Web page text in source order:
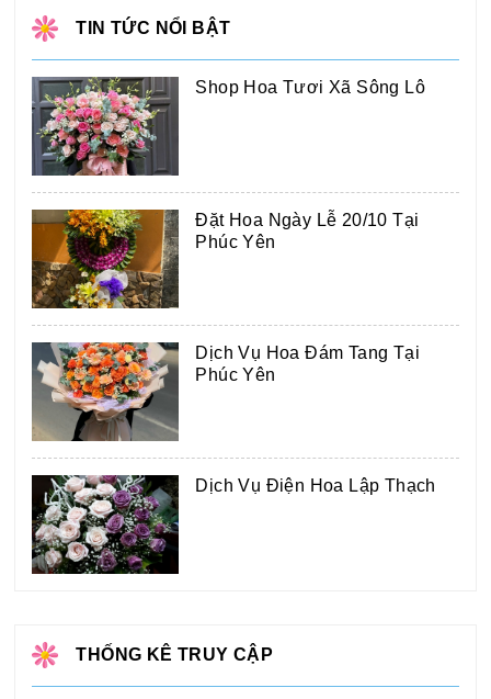
TIN TỨC NỔI BẬT
Shop Hoa Tươi Xã Sông Lô
Đặt Hoa Ngày Lễ 20/10 Tại
Phúc Yên
Dịch Vụ Hoa Đám Tang Tại
Phúc Yên
Dịch Vụ Điện Hoa Lập Thạch
THỐNG KÊ TRUY CẬP